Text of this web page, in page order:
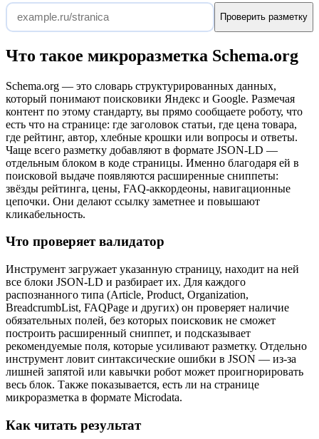
Проверить разметку
Что такое микроразметка Schema.org
Schema.org — это словарь структурированных данных,
который понимают поисковики Яндекс и Google. Размечая
контент по этому стандарту, вы прямо сообщаете роботу, что
есть что на странице: где заголовок статьи, где цена товара,
где рейтинг, автор, хлебные крошки или вопросы и ответы.
Чаще всего разметку добавляют в формате JSON-LD —
отдельным блоком в коде страницы. Именно благодаря ей в
поисковой выдаче появляются расширенные сниппеты:
звёзды рейтинга, цены, FAQ-аккордеоны, навигационные
цепочки. Они делают ссылку заметнее и повышают
кликабельность.
Что проверяет валидатор
Инструмент загружает указанную страницу, находит на ней
все блоки JSON-LD и разбирает их. Для каждого
распознанного типа (Article, Product, Organization,
BreadcrumbList, FAQPage и других) он проверяет наличие
обязательных полей, без которых поисковик не сможет
построить расширенный сниппет, и подсказывает
рекомендуемые поля, которые усиливают разметку. Отдельно
инструмент ловит синтаксические ошибки в JSON — из-за
лишней запятой или кавычки робот может проигнорировать
весь блок. Также показывается, есть ли на странице
микроразметка в формате Microdata.
Как читать результат